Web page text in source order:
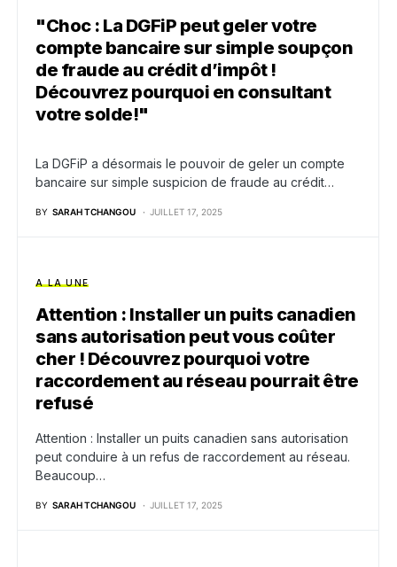
"Choc : La DGFiP peut geler votre
compte bancaire sur simple soupçon
de fraude au crédit d’impôt !
Découvrez pourquoi en consultant
votre solde!"
La DGFiP a désormais le pouvoir de geler un compte
bancaire sur simple suspicion de fraude au crédit…
BY SARAH TCHANGOU JUILLET 17, 2025
A LA UNE
Attention : Installer un puits canadien
sans autorisation peut vous coûter
cher ! Découvrez pourquoi votre
raccordement au réseau pourrait être
refusé
Attention : Installer un puits canadien sans autorisation
peut conduire à un refus de raccordement au réseau.
Beaucoup…
BY SARAH TCHANGOU JUILLET 17, 2025